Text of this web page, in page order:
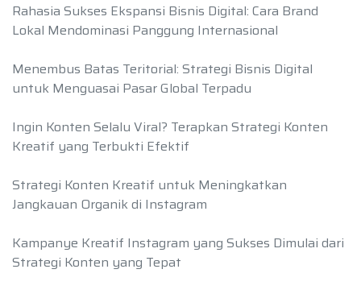
Rahasia Sukses Ekspansi Bisnis Digital: Cara Brand
Lokal Mendominasi Panggung Internasional
Menembus Batas Teritorial: Strategi Bisnis Digital
untuk Menguasai Pasar Global Terpadu
Ingin Konten Selalu Viral? Terapkan Strategi Konten
Kreatif yang Terbukti Efektif
Strategi Konten Kreatif untuk Meningkatkan
Jangkauan Organik di Instagram
Kampanye Kreatif Instagram yang Sukses Dimulai dari
Strategi Konten yang Tepat